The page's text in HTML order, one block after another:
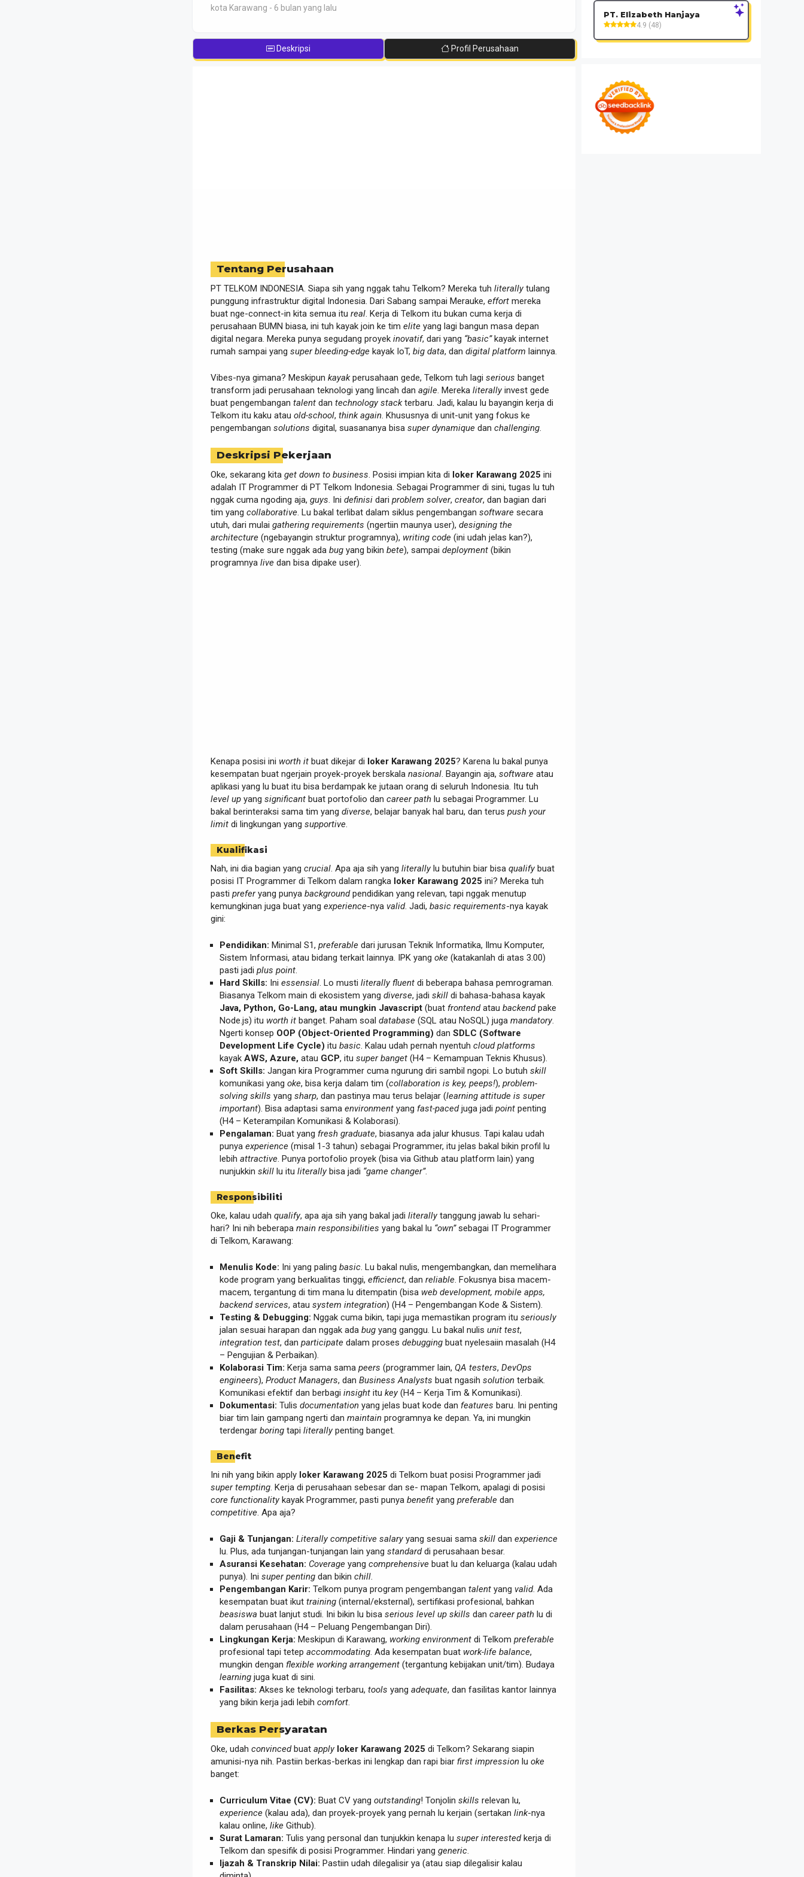
kota Karawang - 6 bulan yang lalu
Deskripsi Profil Perusahaan
Tentang Perusahaan
PT TELKOM INDONESIA. Siapa sih yang nggak tahu Telkom? Mereka tuh literallytulang
punggung infrastruktur digital Indonesia. Dari Sabang sampai Merauke, effort mereka
buat nge-connect-in kita semua itu real. Kerja di Telkom itu bukan cuma kerja di
perusahaan BUMN biasa, ini tuh kayak join ke tim elite yang lagi bangun masa depan
digital negara. Mereka punya segudang proyek inovatif, dari yang “basic”kayak internet
rumah sampai yang super bleeding-edge kayak IoT, big data, dan digital platform lainnya.
Vibes-nya gimana? Meskipun kayakperusahaan gede, Telkom tuh lagi serious banget
transform jadi perusahaan teknologi yang lincah dan agile . Mereka literallyinvest gede
buat pengembangan talent dan technology stackterbaru. Jadi, kalau lu bayangin kerja di
Telkom itu kaku atau old-school, think again . Khususnya di unit-unit yang fokus ke
pengembangan solutions digital, suasananya bisa super dynamique dan challenging
Deskripsi Pekerjaan
Oke, sekarang kita get down to business. Posisi impian kita di loker Karawang 2025 ini
adalah IT Programmer di PT Telkom Indonesia. Sebagai Programmer di sini, tugas lu tuh
nggak cuma ngoding aja, guys. Ini definisi dari problem solver, creator, dan bagian dari
tim yang collaborative. Lu bakal terlibat dalam siklus pengembangan software secara
utuh, dari mulai gathering requirements (ngertiin maunya user), designing the
architecture (ngebayangin struktur programnya), writing code (ini udah jelas kan?),
testing (make sure nggak ada bug yang bikin bete), sampai deployment (bikin
programnya live dan bisa dipake user).
Kenapa posisi ini worth it buat dikejar di loker Karawang 2025? Karena lu bakal punya
kesempatan buat ngerjain proyek-proyek berskala nasional . Bayangin aja, software atau
aplikasi yang lu buat itu bisa berdampak ke jutaan orang di seluruh Indonesia. Itu tuh
level up yang significant buat portofolio dan career path lu sebagai Programmer. Lu
bakal berinteraksi sama tim yang diverse, belajar banyak hal baru, dan terus push your
limit di lingkungan yang supportive
Kualifikasi
Nah, ini dia bagian yang crucial. Apa aja sih yang literallylu butuhin biar bisa qualifybuat
posisi IT Programmer di Telkom dalam rangka loker Karawang 2025 ini? Mereka tuh
pasti preferyang punya backgroundpendidikan yang relevan, tapi nggak menutup
kemungkinan juga buat yang experience-nya valid. Jadi, basic requirements-nya kayak
gini:
Pendidikan: Minimal S1, preferable dari jurusan Teknik Informatika, Ilmu Komputer,
Sistem Informasi, atau bidang terkait lainnya. IPK yang oke (katakanlah di atas 3.00)
pasti jadi plus point
Hard Skills: Ini essensial . Lo musti literally fluent di beberapa bahasa pemrograman.
Biasanya Telkom main di ekosistem yang diverse, jadi skill di bahasa-bahasa kayak
Java, Python, Go-Lang, atau mungkin Javascript (buat frontendatau backendpake
Node.js) itu worth it banget. Paham soal database (SQL atau NoSQL) juga mandatory.
Ngerti konsep OOP (Object-Oriented Programming) dan SDLC (Software
Development Life Cycle) itu basic . Kalau udah pernah nyentuh cloud platforms
kayak AWS, Azure, atau GCP, itu super banget (H4 – Kemampuan Teknis Khusus).
Soft Skills: Jangan kira Programmer cuma ngurung diri sambil ngopi. Lo butuh skill
komunikasi yang oke, bisa kerja dalam tim (collaboration is key, peeps!), problem-
solving skills yang sharp, dan pastinya mau terus belajar (learning attitude is super
important). Bisa adaptasi sama environment yang fast-pacedjuga jadi point penting
(H4 – Keterampilan Komunikasi & Kolaborasi).
Pengalaman: Buat yang fresh graduate, biasanya ada jalur khusus. Tapi kalau udah
punya experience (misal 1-3 tahun) sebagai Programmer, itu jelas bakal bikin profil lu
lebih attractive . Punya portofolio proyek (bisa via Github atau platform lain) yang
nunjukkin skill lu itu literallybisa jadi “game changer”.
Responsibiliti
Oke, kalau udah qualify, apa aja sih yang bakal jadi literallytanggung jawab lu sehari-
hari? Ini nih beberapa main responsibilities yang bakal lu “own”sebagai IT Programmer
di Telkom, Karawang:
Menulis Kode: Ini yang paling basic . Lu bakal nulis, mengembangkan, dan memelihara
kode program yang berkualitas tinggi, efficienct, dan reliable . Fokusnya bisa macem-
macem, tergantung di tim mana lu ditempatin (bisa web development, mobile apps,
backend services, atau system integration) (H4 – Pengembangan Kode & Sistem).
Testing & Debugging: Nggak cuma bikin, tapi juga memastikan program itu seriously
jalan sesuai harapan dan nggak ada bug yang ganggu. Lu bakal nulis unit test,
integration test, dan participate dalam proses debugging buat nyelesaiin masalah (H4
– Pengujian & Perbaikan).
Kolaborasi Tim: Kerja sama sama peers (programmer lain, QA testers, DevOps
engineers), Product Managers, dan Business Analysts buat ngasih solution terbaik.
Komunikasi efektif dan berbagi insight itu key(H4 – Kerja Tim & Komunikasi).
Dokumentasi: Tulis documentation yang jelas buat kode dan features baru. Ini penting
biar tim lain gampang ngerti dan maintain programnya ke depan. Ya, ini mungkin
terdengar boring tapi literallypenting banget.
Benefit
Ini nih yang bikin apply loker Karawang 2025 di Telkom buat posisi Programmer jadi
super tempting. Kerja di perusahaan sebesar dan se- mapan Telkom, apalagi di posisi
core functionalitykayak Programmer, pasti punya benefit yang preferable dan
competitive. Apa aja?
Gaji & Tunjangan: Literally competitive salaryyang sesuai sama skill dan experience
lu. Plus, ada tunjangan-tunjangan lain yang standarddi perusahaan besar.
Asuransi Kesehatan: Coverage yang comprehensive buat lu dan keluarga (kalau udah
punya). Ini super penting dan bikin chill
Pengembangan Karir: Telkom punya program pengembangan talent yang valid. Ada
kesempatan buat ikut training (internal/eksternal), sertifikasi profesional, bahkan
beasiswa buat lanjut studi. Ini bikin lu bisa serious level up skills dan career path lu di
dalam perusahaan (H4 – Peluang Pengembangan Diri).
Lingkungan Kerja: Meskipun di Karawang, working environment di Telkom preferable
profesional tapi tetep accommodating . Ada kesempatan buat work-life balance,
mungkin dengan flexible working arrangement (tergantung kebijakan unit/tim). Budaya
learning juga kuat di sini.
Fasilitas: Akses ke teknologi terbaru, tools yang adequate, dan fasilitas kantor lainnya
yang bikin kerja jadi lebih comfort
Berkas Persyaratan
Oke, udah convincedbuat apply loker Karawang 2025 di Telkom? Sekarang siapin
amunisi-nya nih. Pastiin berkas-berkas ini lengkap dan rapi biar first impression lu oke
banget:
Curriculum Vitae (CV): Buat CV yang outstanding! Tonjolin skills relevan lu,
experience (kalau ada), dan proyek-proyek yang pernah lu kerjain (sertakan link-nya
kalau online, like Github).
Surat Lamaran: Tulis yang personal dan tunjukkin kenapa lu super interestedkerja di
Telkom dan spesifik di posisi Programmer. Hindari yang generic
Ijazah & Transkrip Nilai: Pastiin udah dilegalisir ya (atau siap dilegalisir kalau
PT. Elizabeth Hanjaya
4.9 (48)